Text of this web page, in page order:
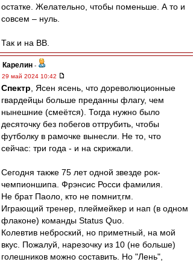
остатке. Желательно, чтобы поменьше. А то и
совсем – нуль.
Так и на ВВ.
Карелин -
29 май 2024 10:42
Спектр , Ясен ясень, что дореволюционные
гвардейцы больше преданны флагу, чем
нынешние (смеётся). Тогда нужно было
десяточку без побегов оттрубить, чтобы
футболку в рамочке вынесли. Не то, что
сейчас: три года - и на скрижали.
Сегодня также 75 лет одной звезде рок-
чемпионшипа. Фрэнсис Росси фамилия.
Не брат Паоло, кто не помнит,гм.
Играющий тренер, плеймейкер и нап (в одном
флаконе) команды Status Quo.
Колевтив неброский, но приметный, на мой
вкус. Пожалуй, нарезочку из 10 (не больше)
голешников можно составить. Но "Лень",